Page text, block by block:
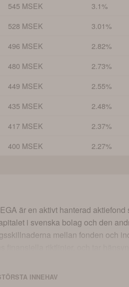
545 MSEK 3.1%
528 MSEK 3.01%
496 MSEK 2.82%
480 MSEK 2.73%
449 MSEK 2.55%
435 MSEK 2.48%
417 MSEK 2.37%
400 MSEK 2.27%
är en aktivt hanterad
i svenska bolag och den
mellan fonden och
produkter. Mer
är en integrerad del av
INNEHAV